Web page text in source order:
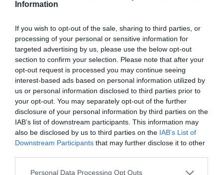
Information
If you wish to opt-out of the sale, sharing to third parties, or
processing of your personal or sensitive information for
targeted advertising by us, please use the below opt-out
section to confirm your selection. Please note that after your
opt-out request is processed you may continue seeing
interest-based ads based on personal information utilized by
us or personal information disclosed to third parties prior to
your opt-out. You may separately opt-out of the further
disclosure of your personal information by third parties on the
IAB’s list of downstream participants. This information may
also be disclosed by us to third parties on the IAB’s List of
Downstream Participants that may further disclose it to other
Personal Data Processing Opt Outs
Appel aux lecteurs !
développement !
DERNIERS COMMENTAIRES